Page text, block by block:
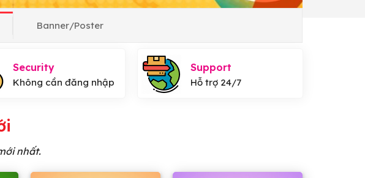
Banner/Poster
Security
Không cần đăng nhập
Support
Hỗ trợ 24/7
nhất.